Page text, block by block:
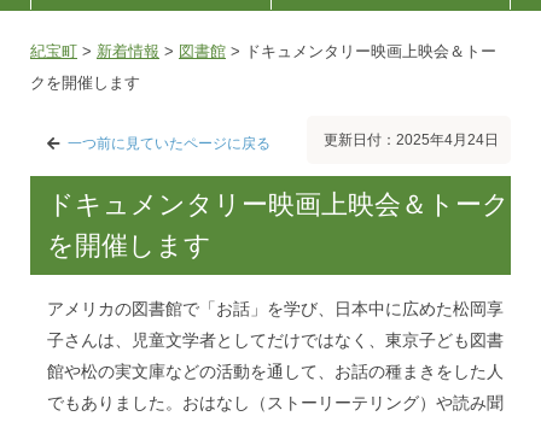
紀宝町 > 新着情報 > 図書館 >
ドキュメンタリー映画上映会＆トー
クを開催します
一つ前に見ていたページに戻る 更新日付：2025年4月24日
ドキュメンタリー映画上映会＆トーク
を開催します
アメリカの図書館で「お話」を学び、日本中に広めた松岡享
子さんは、児童文学者としてだけではなく、東京子ども図書
館や松の実文庫などの活動を通して、お話の種まきをした人
でもありました。おはなし（ストーリーテリング）や読み聞